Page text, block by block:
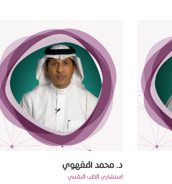
د. محمد المقهوي
استشاري الطب النفسي